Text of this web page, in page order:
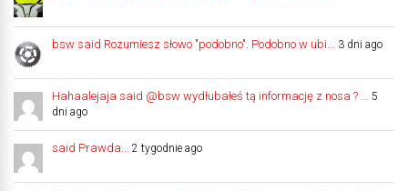
bsw said Rozumiesz słowo "podobno". Podobno w ubi... 3 dni ago
Hahaalejaja said @bsw wydłubałeś tą informację z nosa ? ...
5
dni ago
said Prawda... 2 tygodnie ago